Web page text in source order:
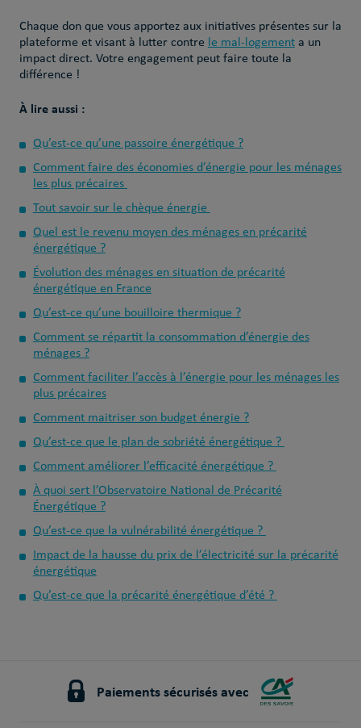
Chaque don que vous apportez aux initiatives présentes sur la
plateforme et visant à lutter contre le mal-logementa un
impact direct. Votre engagement peut faire toute la
différence !
À lire aussi :
Qu’est-ce qu’une passoire énergétique ?
Comment faire des économies d’énergie pour les ménages
les plus précaires
Tout savoir sur le chèque énergie
Quel est le revenu moyen des ménages en précarité
énergétique ?
Évolution des ménages en situation de précarité
énergétique en France
Qu’est-ce qu’une bouilloire thermique ?
Comment se répartit la consommation d’énergie des
ménages ?
Comment faciliter l’accès à l’énergie pour les ménages les
plus précaires
Comment maitriser son budget énergie ?
Qu’est-ce que le plan de sobriété énergétique ?
Comment améliorer l’efficacité énergétique ?
À quoi sert l’Observatoire National de Précarité
Énergétique ?
Qu’est-ce que la vulnérabilité énergétique ?
Impact de la hausse du prix de l’électricité sur la précarité
énergétique
Qu’est-ce que la précarité énergétique d’été ?
Paiements sécurisés avec